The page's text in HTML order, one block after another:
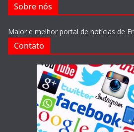
Sobre nós
Maior e melhor portal de notícias de
Contato